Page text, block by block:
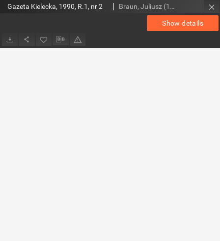
Show details
Gazeta Kielecka, 1990, R.1, nr 2 Braun, Juliusz (1948- ). Red.